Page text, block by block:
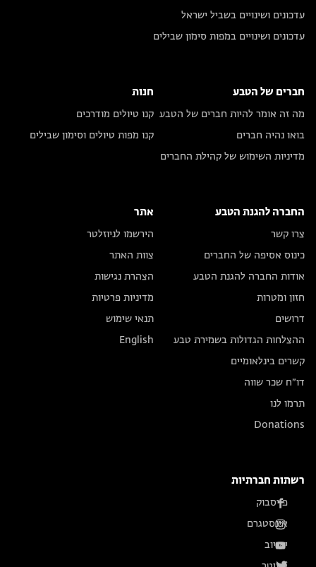
עדכונים ושינויים בשביל ישראל
עדכונים ושינויים במפות סימון שבילים
חברים של הטבע
מה זה אומר להיות חברים של הטבע
בואו נהיה חברים
מדיניות השימוש של קהילת החברים
חנות
קנו טיולים מודרכים
קנו מפות טיולים וסימון שבילים
החברה להגנת הטבע
צרו קשר
כינוס אסיפה של החברים
אודות החברה להגנת הטבע
חזון ומטרות
דרושים
ההצלחות הגדולות בשמירת טבע
קשרים בינלאומיים
דו״ח שכר שווה
תרמו לנו
Donations
אתר
הירשמו לניוזלטר
צוות האתר
הצהרת נגישות
מדיניות פרטיות
תנאי שימוש
English
רשתות חברתיות
פייסבוק
אינסטגרם
יוטיוב